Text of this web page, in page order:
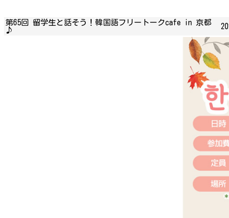
第65回 留学生と話そう！韓国語フリートークcafe in 京都
♪